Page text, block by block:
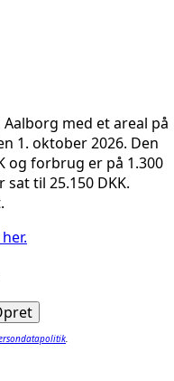
med et areal på
1. oktober 2026. Den
og forbrug er på 1.300
til 25.150 DKK.